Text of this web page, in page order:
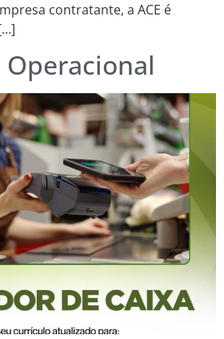
contratante, a ACE é